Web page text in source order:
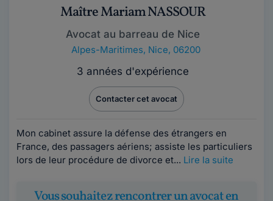
Maître Mariam NASSOUR
Avocat au barreau de Nice
Alpes-Maritimes, Nice, 06200
3 années d'expérience
Contacter cet avocat
Mon cabinet assure la défense des étrangers en
France, des passagers aériens; assiste les particuliers
lors de leur procédure de divorce et... Lire la suite
Vous souhaitez rencontrer un avocat en